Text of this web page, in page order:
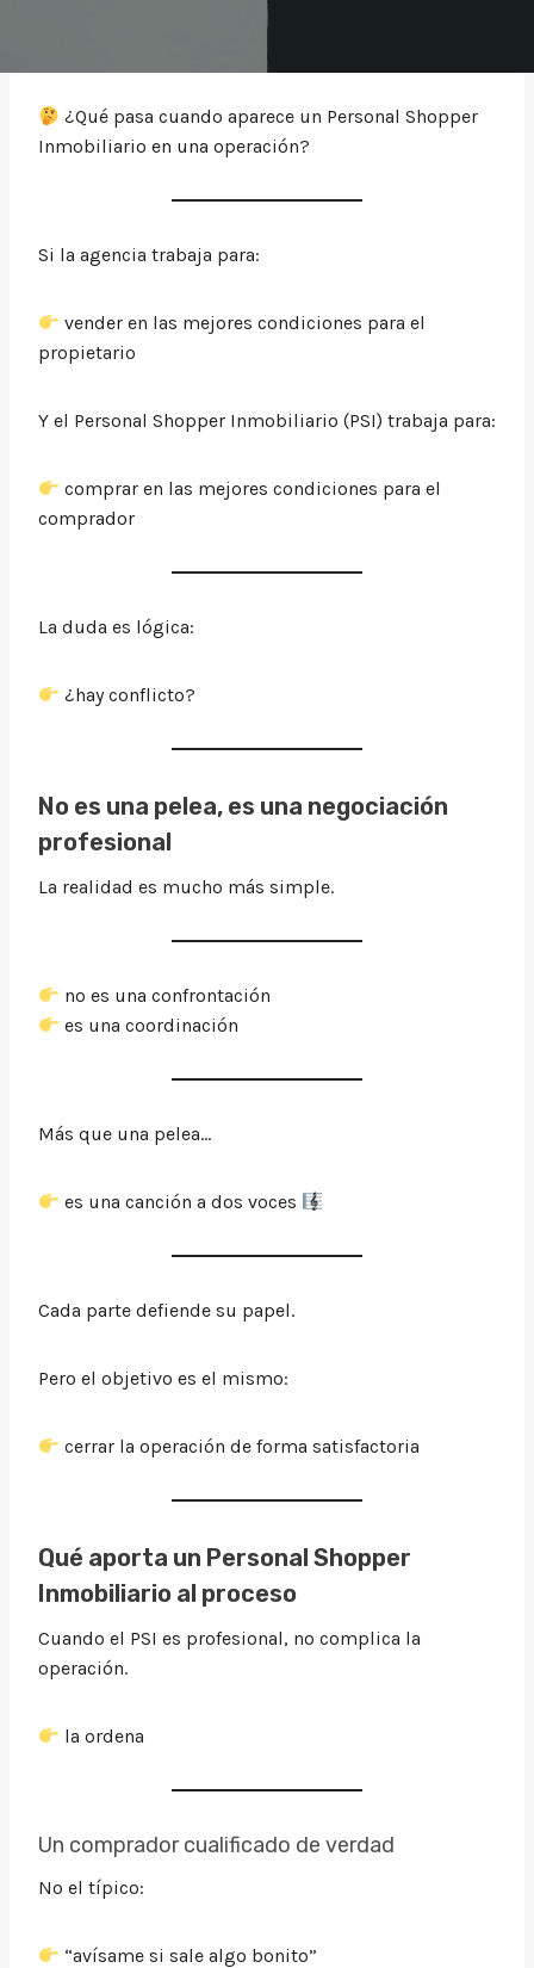
¿Qué pasa cuando aparece un Personal Shopper
Inmobiliario en una operación?
Si la agencia trabaja para:
vender en las mejores condiciones para el
propietario
Y el Personal Shopper Inmobiliario (PSI) trabaja para:
comprar en las mejores condiciones para el
comprador
La duda es lógica:
¿hay conflicto?
No es una pelea, es una negociación
profesional
La realidad es mucho más simple.
no es una confrontación
es una coordinación
Más que una pelea…
es una canción a dos voces
Cada parte defiende su papel.
Pero el objetivo es el mismo:
cerrar la operación de forma satisfactoria
Qué aporta un Personal Shopper
Inmobiliario al proceso
Cuando el PSI es profesional, no complica la
operación.
la ordena
Un comprador cualificado de verdad
No el típico:
“avísame si sale algo bonito”